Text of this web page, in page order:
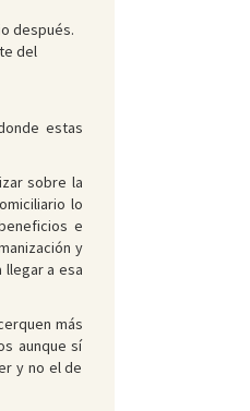
después.
del
estas
sobre la
lo
e
y
llegar a esa
más
aunque sí
y no el de